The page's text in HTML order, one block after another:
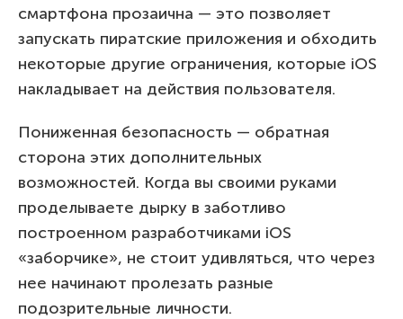
смартфона прозаична — это позволяет
запускать пиратские приложения и обходить
некоторые другие ограничения, которые iOS
накладывает на действия пользователя.
Пониженная безопасность — обратная
сторона этих дополнительных
возможностей. Когда вы своими руками
проделываете дырку в заботливо
построенном разработчиками iOS
«заборчике», не стоит удивляться, что через
нее начинают пролезать разные
подозрительные личности.